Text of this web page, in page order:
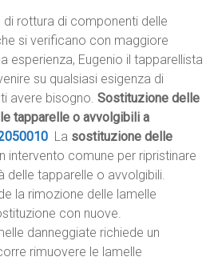
rottura di componenti delle
si verificano con maggiore
esperienza, Eugenio il tapparellista
su qualsiasi esigenza di
avere bisogno.Sostituzione delle
tapparelle o avvolgibili a
La sostituzione delle
intervento comune per ripristinare
delle tapparelle o avvolgibili.
la rimozione delle lamelle
con nuove.
danneggiate richiede un
rimuovere le lamelle